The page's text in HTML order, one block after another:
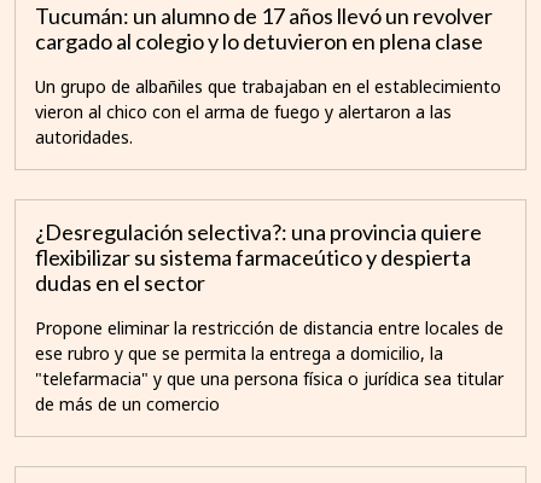
Tucumán: un alumno de 17 años llevó un revolver
cargado al colegio y lo detuvieron en plena clase
Un grupo de albañiles que trabajaban en el establecimiento
vieron al chico con el arma de fuego y alertaron a las
autoridades.
¿Desregulación selectiva?: una provincia quiere
flexibilizar su sistema farmaceútico y despierta
dudas en el sector
Propone eliminar la restricción de distancia entre locales de
ese rubro y que se permita la entrega a domicilio, la
"telefarmacia" y que una persona física o jurídica sea titular
de más de un comercio